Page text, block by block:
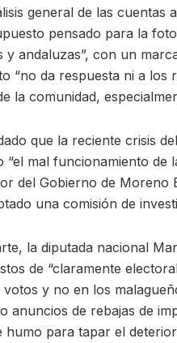
general de las cuentas
pensado para la
y andaluzas”, con un
“no da respuesta ni a
la comunidad,
que la reciente crisis
“el mal funcionamiento
del Gobierno de Moreno
una comisión de
la diputada nacional
de “claramente
votos y no en los
anuncios de rebajas de
humo para tapar el